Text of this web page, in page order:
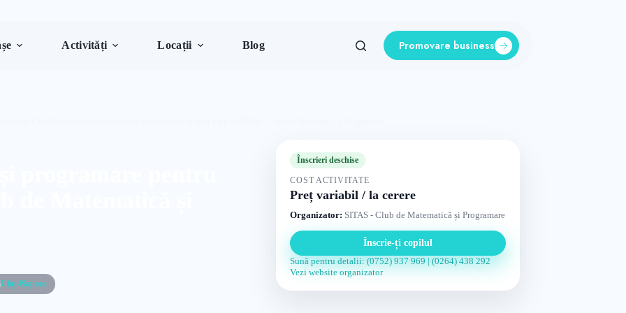
Activități Locații Blog Promovare business
Cluj-Napoca
Înscrieri deschise
COST ACTIVITATE
Preț variabil / la cerere
Organizator: SITAS - Club de Matematică și Programare
Înscrie-ți copilul
Sună pentru detalii: (0752) 937 969 | (0264) 438 292
Vezi website organizator